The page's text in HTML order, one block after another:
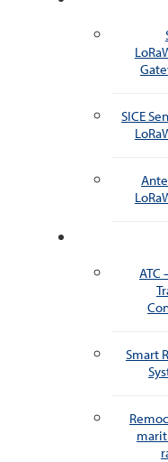
SICE
ATC
Smart